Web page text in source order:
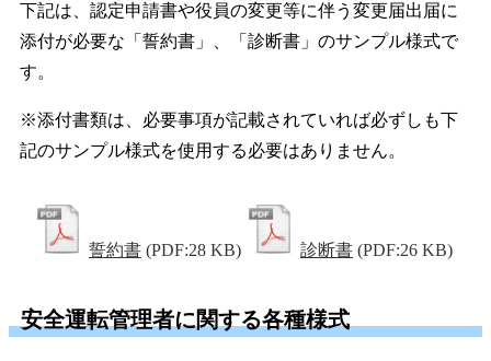
下記は、認定申請書や役員の変更等に伴う変更届出届に
添付が必要な「誓約書」、「診断書」のサンプル様式で
す。
※添付書類は、必要事項が記載されていれば必ずしも下
記のサンプル様式を使用する必要はありません。
誓約書 (PDF:28 KB) 診断書 (PDF:26 KB)
安全運転管理者に関する各種様式